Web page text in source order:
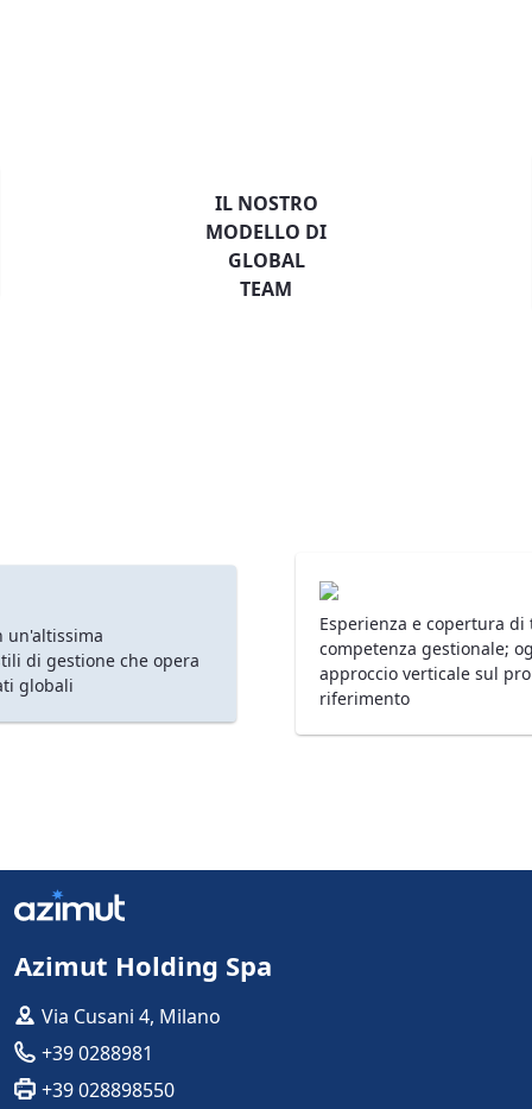
IL NOSTRO
MODELLO DI
GLOBAL
TEAM
Esperienza e copertura
competenza gestionale;
approccio verticale sul
riferimento
un'altissima
di gestione che opera
globali
Azimut Holding Spa
Via Cusani 4, Milano
+39 0288981
+39 028898550